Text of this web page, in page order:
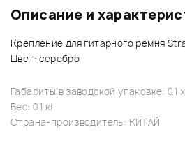
Описание и
Крепление для гитарного ремня
Цвет: серебро
Габариты в заводской упаковке: 0.1
Вес: 0.1 кг
Страна-производитель: КИТАЙ